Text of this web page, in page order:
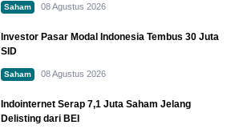
Saham 08 Agustus 2026
Investor Pasar Modal Indonesia Tembus 30 Juta
SID
Saham 08 Agustus 2026
Indointernet Serap 7,1 Juta Saham Jelang
Delisting dari BEI